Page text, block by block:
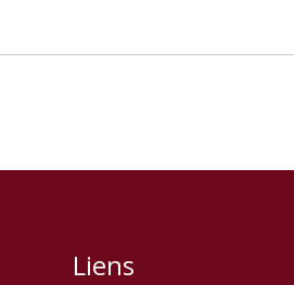
Liens